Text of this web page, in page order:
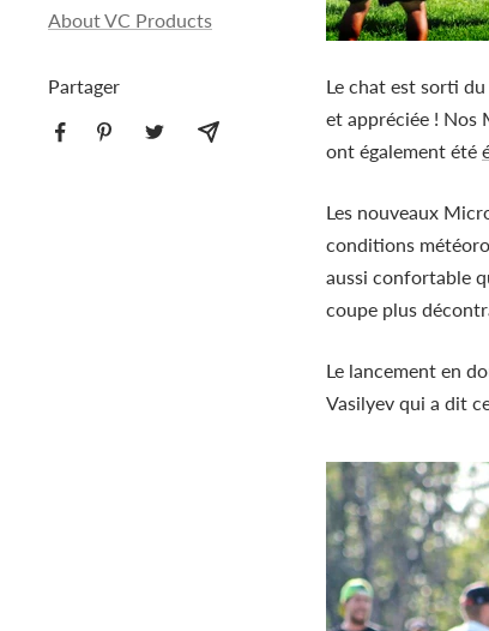
About VC Products
Partager
Le chat est sorti
et appréciée ! Nos
ont également été
Les nouveaux
conditions
aussi confortable
coupe plus
Le lancement en
Vasilyev qui a dit